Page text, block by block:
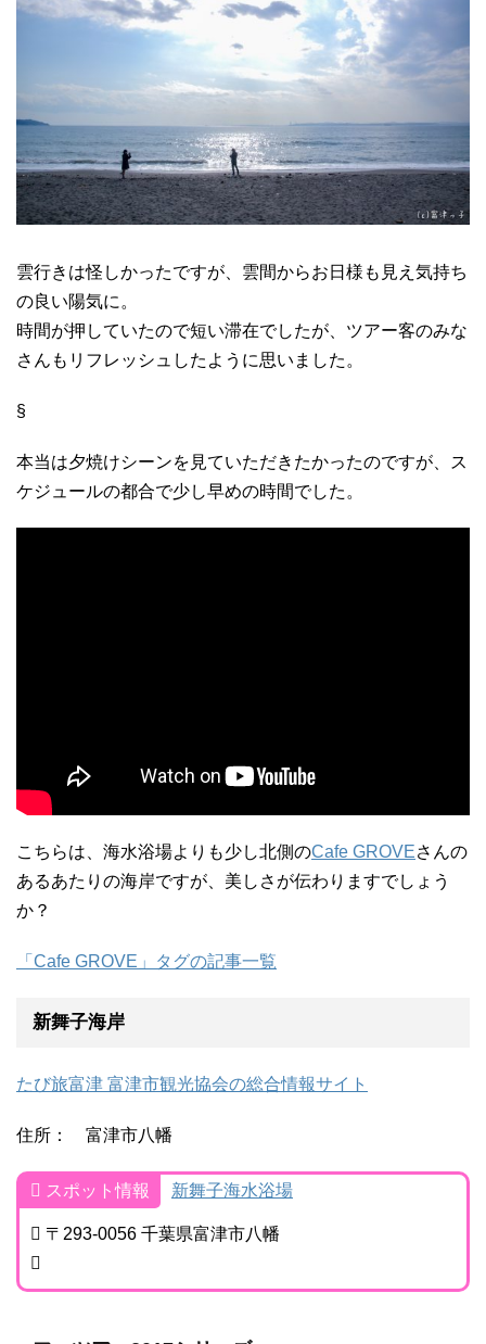
雲行きは怪しかったですが、雲間からお日様も見え気持ち
の良い陽気に。
時間が押していたので短い滞在でしたが、ツアー客のみな
さんもリフレッシュしたように思いました。
§
本当は夕焼けシーンを見ていただきたかったのですが、ス
ケジュールの都合で少し早めの時間でした。
こちらは、海水浴場よりも少し北側のCafe GROVEさんの
あるあたりの海岸ですが、美しさが伝わりますでしょう
か？
「Cafe GROVE」タグの記事一覧
新舞子海岸
たび旅富津 富津市観光協会の総合情報サイト
住所： 富津市八幡
スポット情報 新舞子海水浴場
〒293-0056 千葉県富津市八幡